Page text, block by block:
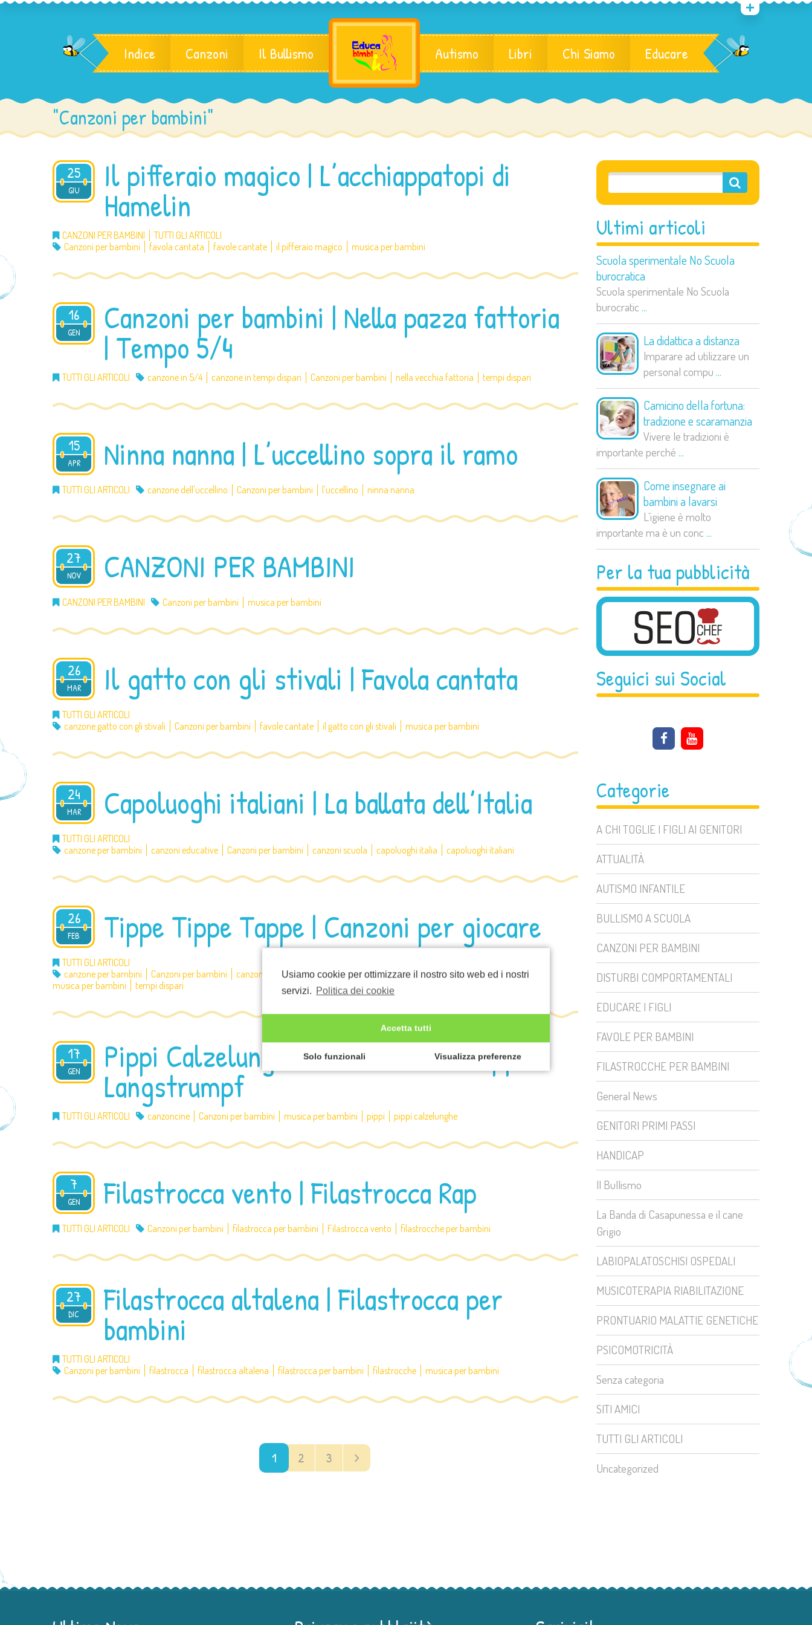
Usiamo cookie per ottimizzare il nostro sito web ed i nostri
servizi. Politica dei cookie
Accetta tutti
Solo funzionali Visualizza preferenze
Indice Canzoni Il Bullismo Autismo Libri Chi Siamo Educare
"Canzoni per bambini"
Ultimi articoli
Scuola sperimentale No Scuola
burocratica
Scuola sperimentale No Scuola
burocratic ...
La didattica a distanza
Imparare ad utilizzare un
personal compu ...
Camicino della fortuna:
tradizione e scaramanzia
Vivere le tradizioni è
importante perché ...
Come insegnare ai
bambini a lavarsi
L’igiene è molto
importante ma è un conc ...
Per la tua pubblicità
Seguici sui Social
Categorie
A CHI TOGLIE I FIGLI AI GENITORI
ATTUALITÀ
AUTISMO INFANTILE
BULLISMO A SCUOLA
CANZONI PER BAMBINI
DISTURBI COMPORTAMENTALI
EDUCARE I FIGLI
FAVOLE PER BAMBINI
FILASTROCCHE PER BAMBINI
General News
GENITORI PRIMI PASSI
HANDICAP
Il Bullismo
La Banda di Casapunessa e il cane
Grigio
LABIOPALATOSCHISI OSPEDALI
MUSICOTERAPIA RIABILITAZIONE
PRONTUARIO MALATTIE GENETICHE
PSICOMOTRICITÀ
Senza categoria
SITI AMICI
TUTTI GLI ARTICOLI
Uncategorized
25
GIU
2016 Il pifferaio magico | L’acchiappatopi di
Hamelin
CANZONI PER BAMBINI
TUTTI GLI ARTICOLI
Canzoni per bambini
favola cantata favole cantate il pifferaio magico musica per bambini
16
GEN
2016 Canzoni per bambini | Nella pazza fattoria
| Tempo 5/4
TUTTI GLI ARTICOLI canzone in 5/4 canzone in tempi dispari Canzoni per bambini nella vecchia fattoria tempi dispari
15
APR
2015 Ninna nanna | L’uccellino sopra il ramo
TUTTI GLI ARTICOLI canzone dell'uccellino Canzoni per bambini l'uccellino ninna nanna
27
NOV
2014 CANZONI PER BAMBINI
CANZONI PER BAMBINI Canzoni per bambini musica per bambini
26
MAR
2014 Il gatto con gli stivali | Favola cantata
TUTTI GLI ARTICOLI
canzone gatto con gli stivali
Canzoni per bambini favole cantate il gatto con gli stivali musica per bambini
24
MAR
2014 Capoluoghi italiani | La ballata dell’Italia
TUTTI GLI ARTICOLI
canzone per bambini
canzoni educative Canzoni per bambini canzoni scuola capoluoghi italia capoluoghi italiani
26
FEB
2014 Tippe Tippe Tappe | Canzoni per giocare
TUTTI GLI ARTICOLI
canzone per bambini
Canzoni per bambini canzoni per giocare canzoni per la scuola
canzoni tempi dispari
musica per bambini
tempi dispari
17
GEN
2014 Pippi Calzelunghe | Traduzione di Pippi
Langstrumpf
TUTTI GLI ARTICOLI canzoncine Canzoni per bambini musica per bambini pippi pippi calzelunghe
7
GEN
2014 Filastrocca vento | Filastrocca Rap
TUTTI GLI ARTICOLI Canzoni per bambini filastrocca per bambini Filastrocca vento filastrocche per bambini
27
DIC
2013 Filastrocca altalena | Filastrocca per
bambini
TUTTI GLI ARTICOLI
Canzoni per bambini
filastrocca filastrocca altalena filastrocca per bambini filastrocche musica per bambini
1 2 3